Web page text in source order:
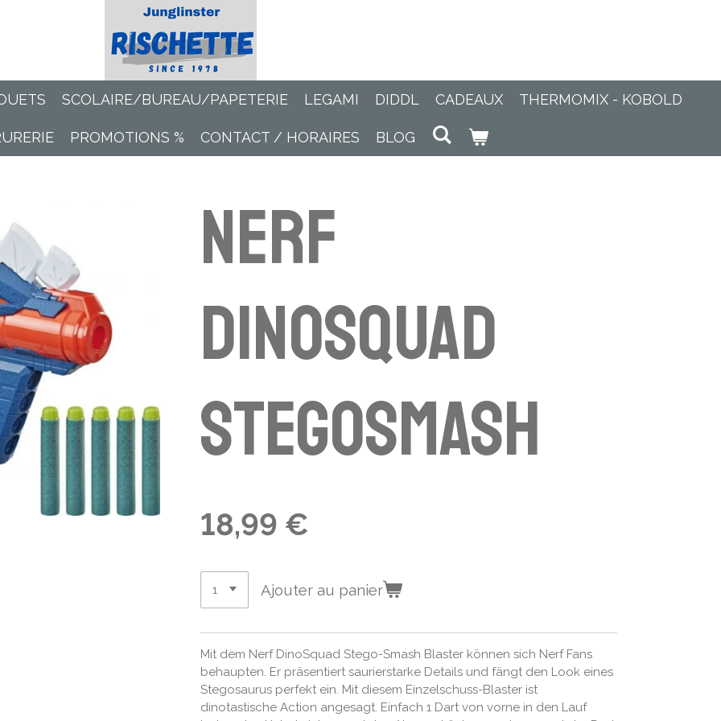
SCOLAIRE/BUREAU/PAPETERIE LEGAMI DIDDL CADEAUX THERMOMIX - KOBOLD
PROMOTIONS % CONTACT / HORAIRES BLOG
Nerf
DinoSquad
Stegosmash
18,99 €
Ajouter au panier
Mit dem Nerf DinoSquad Stego-Smash Blaster können sich Nerf Fans
behaupten. Er präsentiert saurierstarke Details und fängt den Look eines
Stegosaurus perfekt ein. Mit diesem Einzelschuss-Blaster ist
dinotastische Action angesagt. Einfach 1 Dart von vorne in den Lauf